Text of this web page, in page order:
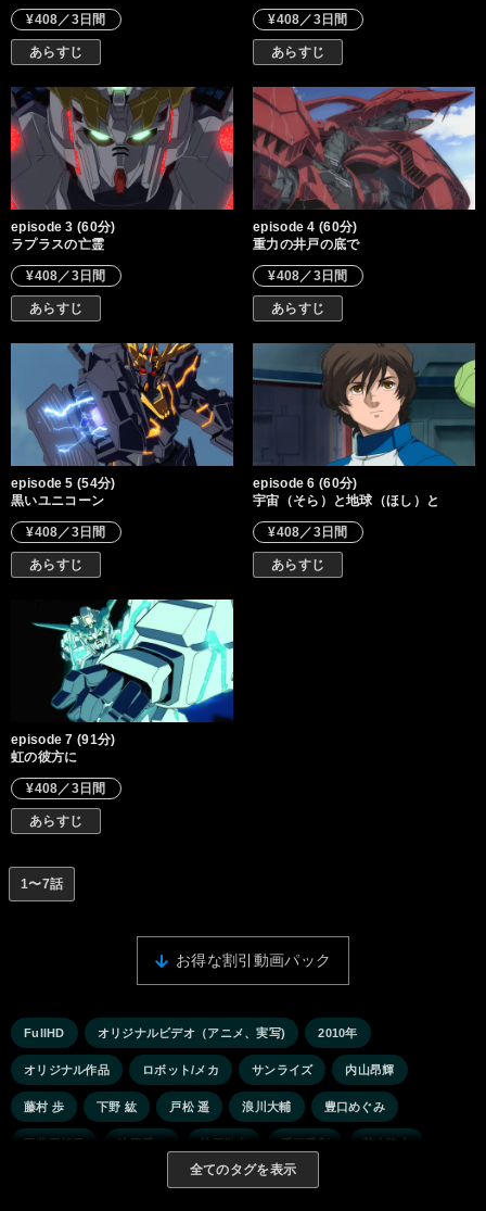
¥408／3日間
あらすじ
¥408／3日間
あらすじ
episode 3 (60分)
ラプラスの亡霊
¥408／3日間
あらすじ
episode 4 (60分)
重力の井戸の底で
¥408／3日間
あらすじ
episode 5 (54分)
黒いユニコーン
¥408／3日間
あらすじ
episode 6 (60分)
宇宙（そら）と地球（ほし）と
¥408／3日間
あらすじ
episode 7 (91分)
虹の彼方に
¥408／3日間
あらすじ
1〜7話
お得な割引動画パック
FullHD オリジナルビデオ（アニメ、実写) 2010年
オリジナル作品 ロボット/メカ サンライズ 内山昂輝
藤村 歩 下野 紘 戸松 遥 浪川大輔 豊口めぐみ
甲斐田裕子 池田秀一 柿原徹也 手塚秀彰 菅生隆之
小山力也 東地宏樹
全てのタグを表示